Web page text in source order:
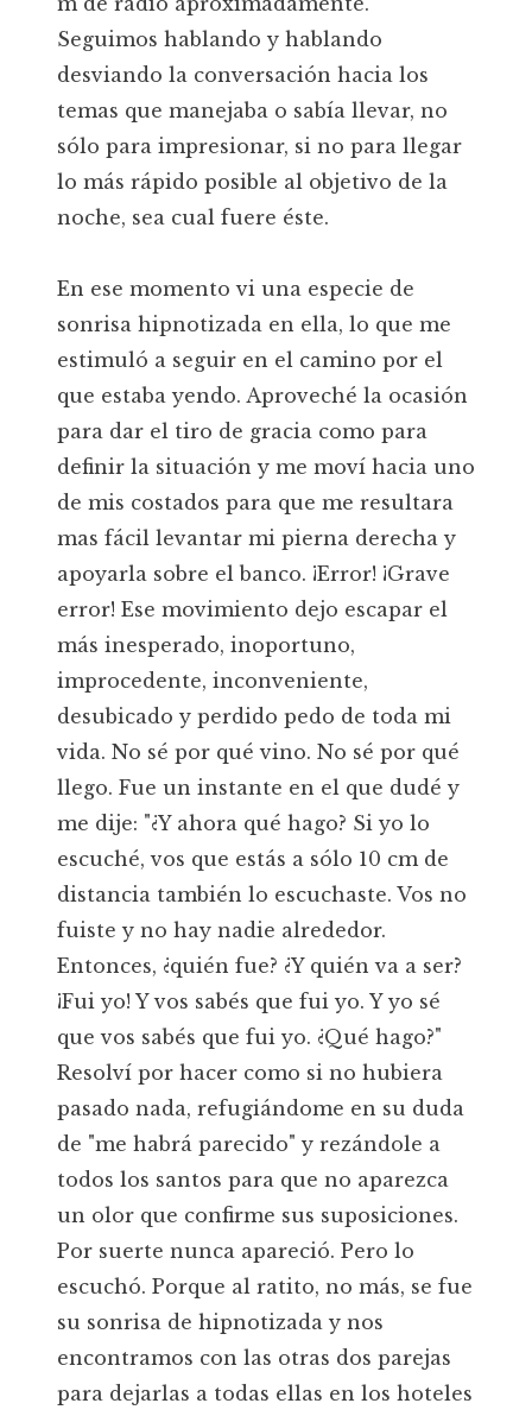
Seguimos hablando y hablando
desviando la conversación hacia los
temas que manejaba o sabía llevar, no
sólo para impresionar, si no para llegar
lo más rápido posible al objetivo de la
noche, sea cual fuere éste.
En ese momento vi una especie de
sonrisa hipnotizada en ella, lo que me
estimuló a seguir en el camino por el
que estaba yendo. Aproveché la ocasión
para dar el tiro de gracia como para
definir la situación y me moví hacia uno
de mis costados para que me resultara
mas fácil levantar mi pierna derecha y
apoyarla sobre el banco. ¡Error! ¡Grave
error! Ese movimiento dejo escapar el
más inesperado, inoportuno,
improcedente, inconveniente,
desubicado y perdido pedo de toda mi
vida. No sé por qué vino. No sé por qué
llego. Fue un instante en el que dudé y
me dije: "¿Y ahora qué hago? Si yo lo
escuché, vos que estás a sólo 10 cm de
distancia también lo escuchaste. Vos no
fuiste y no hay nadie alrededor.
Entonces, ¿quién fue? ¿Y quién va a ser?
¡Fui yo! Y vos sabés que fui yo. Y yo sé
que vos sabés que fui yo. ¿Qué hago?"
Resolví por hacer como si no hubiera
pasado nada, refugiándome en su duda
de "me habrá parecido" y rezándole a
todos los santos para que no aparezca
un olor que confirme sus suposiciones.
Por suerte nunca apareció. Pero lo
escuchó. Porque al ratito, no más, se fue
su sonrisa de hipnotizada y nos
encontramos con las otras dos parejas
para dejarlas a todas ellas en los hoteles